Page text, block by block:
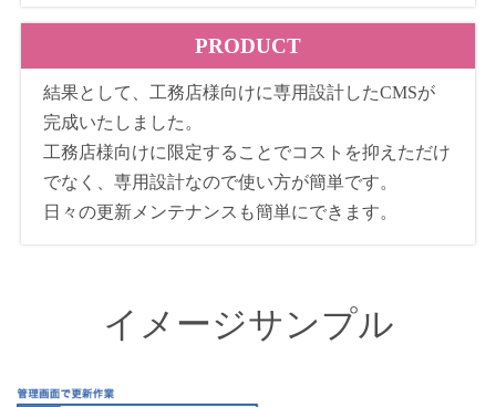
PRODUCT
結果として、工務店様向けに専用設計したCMSが
完成いたしました。
工務店様向けに限定することでコストを抑えただけ
でなく、専用設計なので使い方が簡単です。
日々の更新メンテナンスも簡単にできます。
イメージサンプル